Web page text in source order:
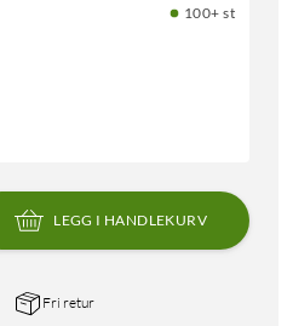
100+ st
LEGG I HANDLEKURV
Fri retur